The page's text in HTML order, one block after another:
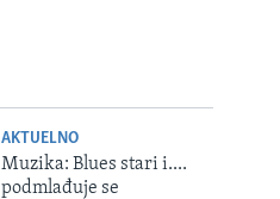
AKTUELNO
Muzika: Blues stari i....
podmlađuje se